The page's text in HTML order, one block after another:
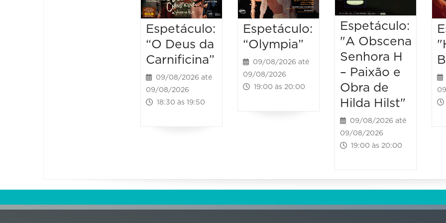
Espetáculo:
“O Deus da
Carnificina”
09/08/2026 até
09/08/2026
18:30 às 19:50
Espetáculo:
“Olympia”
09/08/2026 até
09/08/2026
19:00 às 20:00
Espetáculo:
"A Obscena
Senhora H
– Paixão e
Obra de
Hilda Hilst"
09/08/2026 até
09/08/2026
19:00 às 20:00